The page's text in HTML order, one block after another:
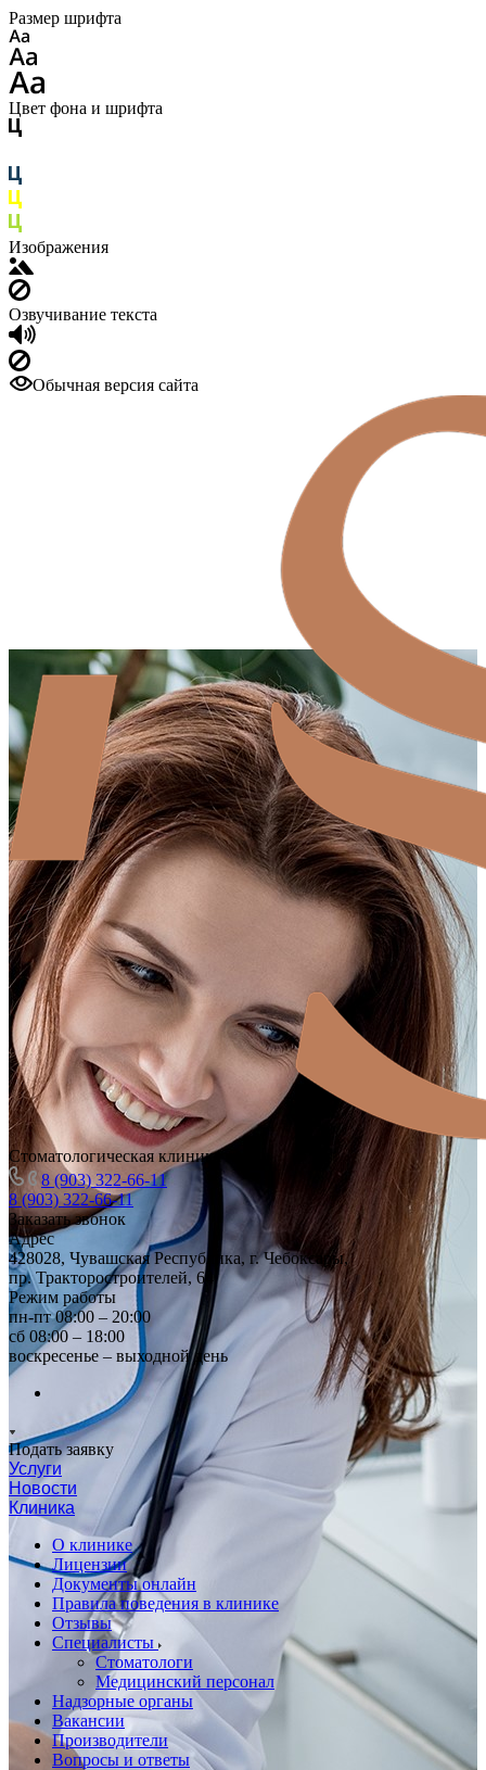
Размер шрифта
Цвет фона и шрифта
Изображения
Озвучивание текста
Обычная версия сайта
Стоматологическая клиника
8 (903) 322-66-11
8 (903) 322-66-11
Заказать звонок
Адрес
428028, Чувашская Республика, г. Чебоксары,
пр. Тракторостроителей, 64
Режим работы
пн-пт 08:00 – 20:00
сб 08:00 – 18:00
воскресенье – выходной день
Подать заявку
Услуги
Новости
Клиника
О клинике
Лицензии
Документы онлайн
Правила поведения в клинике
Отзывы
Специалисты
Стоматологи
Медицинский персонал
Надзорные органы
Вакансии
Производители
Вопросы и ответы